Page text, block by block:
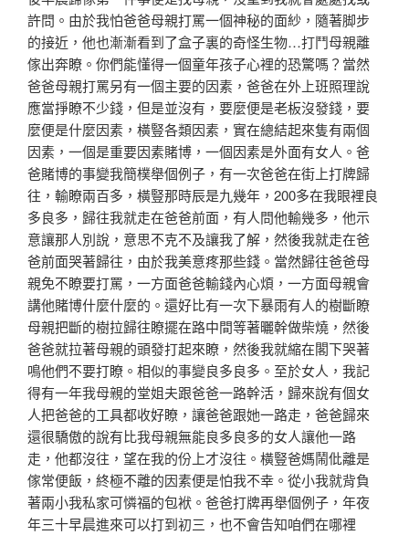
許問。由於我怕爸爸母親打罵一個神秘的面紗，隨著脚步
的接近，他也漸漸看到了盒子裏的奇怪生物…打鬥母親離
傢出奔瞭。你們能懂得一個童年孩子心裡的恐驚嗎？當然
爸爸母親打罵另有一個主要的因素，爸爸在外上班照理說
應當掙瞭不少錢，但是並沒有，要麼便是老板沒發錢，要
麼便是什麼因素，橫豎各類因素，實在總結起來隻有兩個
因素，一個是重要因素賭博，一個因素是外面有女人。爸
爸賭博的事變我簡樸舉個例子，有一次爸爸在街上打牌歸
往，輸瞭兩百多，橫豎那時辰是九幾年，200多在我眼裡良
多良多，歸往我就走在爸爸前面，有人問他輸幾多，他示
意讓那人別說，意思不克不及讓我了解，然後我就走在爸
爸前面哭著歸往，由於我美意疼那些錢。當然歸往爸爸母
親免不瞭要打罵，一方面爸爸輸錢內心煩，一方面母親會
講他賭博什麼什麼的。還好比有一次下暴雨有人的樹斷瞭
母親把斷的樹拉歸往瞭擺在路中間等著曬幹做柴燒，然後
爸爸就拉著母親的頭發打起來瞭，然後我就縮在閣下哭著
鳴他們不要打瞭。相似的事變良多良多。至於女人，我記
得有一年我母親的堂姐夫跟爸爸一路幹活，歸來說有個女
人把爸爸的工具都收好瞭，讓爸爸跟她一路走，爸爸歸來
還很驕傲的說有比我母親無能良多良多的女人讓他一路
走，他都沒往，望在我的份上才沒往。橫豎爸媽鬧仳離是
傢常便飯，終極不離的因素便是怕我不幸。從小我就背負
著兩小我私家可憐福的包袱。爸爸打牌再舉個例子，年夜
年三十早晨進來可以打到初三，也不會告知咱們在哪裡